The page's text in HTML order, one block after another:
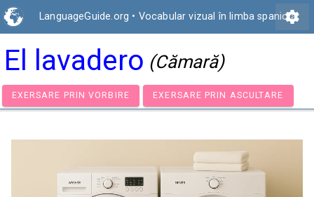
LanguageGuide.org • Vocabular vizual în limba spaniolă
settings
El lavadero (Cămară)
EXERSARE PRIN VORBIRE EXERSARE PRIN